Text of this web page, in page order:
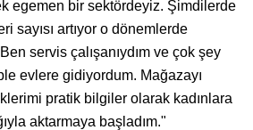
egemen bir sektördeyiz. Şimdilerde
sayısı artıyor o dönemlerde
servis çalışanıydım ve çok şey
evlere gidiyordum. Mağazayı
pratik bilgiler olarak kadınlara
aktarmaya başladım."